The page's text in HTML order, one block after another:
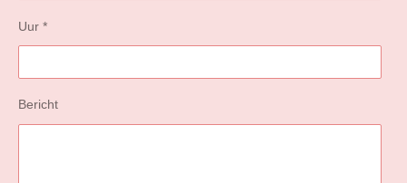
Uur *
Bericht